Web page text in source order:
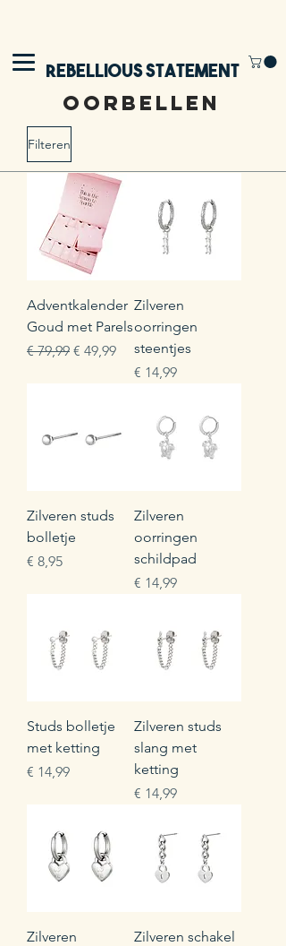
Rebellious Statement
oorbellen
Filteren
Adventkalender
Goud met Parels
Normale prijs
€ 79,99 Verkoopprijs
€ 49,99
Zilveren
oorringen
steentjes
Prijs
€ 14,99
Zilveren studs
bolletje
Prijs
€ 8,95
Zilveren
oorringen
schildpad
Prijs
€ 14,99
Studs bolletje
met ketting
Prijs
€ 14,99
Zilveren studs
slang met
ketting
Prijs
€ 14,99
Zilveren
Zilveren schakel